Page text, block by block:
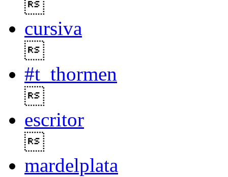
cursiva
#t_thormen
escritor
mardelplata